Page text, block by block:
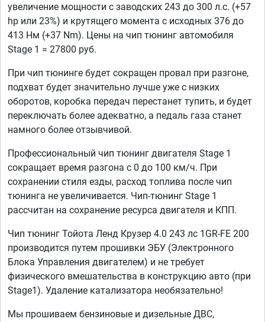
увеличение мощности с заводских 243 до 300 л.с. (+57
hp или 23%) и крутящего момента с исходных 376 до
413 Нм (+37 Nm). Цены на чип тюнинг автомобиля
Stage 1 = 27800 руб.
При чип тюнинге будет сокращен провал при разгоне,
подхват будет значительно лучше уже с низких
оборотов, коробка передач перестанет тупить, и будет
переключать более адекватно, а педаль газа станет
намного более отзывчивой.
Профессиональный чип тюнинг двигателя Stage 1
сокращает время разгона с 0 до 100 км/ч. При
сохранении стиля езды, расход топлива после чип
тюнинга не увеличивается. Чип-тюнинг Stage 1
рассчитан на сохранение ресурса двигателя и КПП.
Чип тюнинг Тойота Ленд Крузер 4.0 243 лс 1GR-FE 200
производится путем прошивки ЭБУ (Электронного
Блока Управления двигателем) и не требует
физического вмешательства в конструкцию авто (при
Stage1). Удаление катализатора необязательно!
Мы прошиваем бензиновые и дизельные ДВС,